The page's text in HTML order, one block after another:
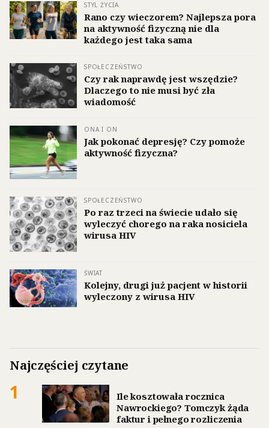
STYL ŻYCIA
Rano czy wieczorem? Najlepsza pora
na aktywność fizyczną nie dla
każdego jest taka sama
SPOŁECZEŃSTWO
Czy rak naprawdę jest wszędzie?
Dlaczego to nie musi być zła
wiadomość
ONA I ON
Jak pokonać depresję? Czy pomoże
aktywność fizyczna?
SPOŁECZEŃSTWO
Po raz trzeci na świecie udało się
wyleczyć chorego na raka nosiciela
wirusa HIV
ŚWIAT
Kolejny, drugi już pacjent w historii
wyleczony z wirusa HIV
Najczęściej czytane
1
Ile kosztowała rocznica
Nawrockiego? Tomczyk żąda
faktur i pełnego rozliczenia